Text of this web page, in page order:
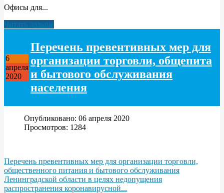
Офисы для...
Читать дальше
6
апреля
2020
Перечень превентивных мер для
организации торговли, общепита
и бытового обслуживания
населения
Опубликовано: 06 апреля 2020
Просмотров: 1284
Перечень превентивных мер для организации торговли,
общественного питания и бытового обслуживания
Ленинградской области в целях недопущения
распространения коронавирусной...